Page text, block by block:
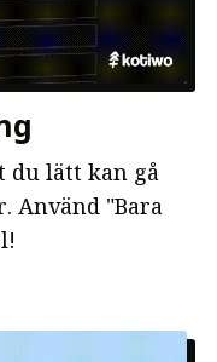
du lätt kan gå
Använd "Bara